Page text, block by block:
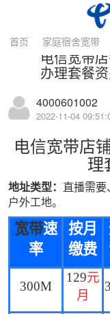
首页 家庭宿舍宽带
电信宽带
办理套餐
4000601002
2022-11-04
电信宽带店
理
地址类型： 直播需要、
户外工地。
宽带速
率
按月
缴费
300M
129元
月